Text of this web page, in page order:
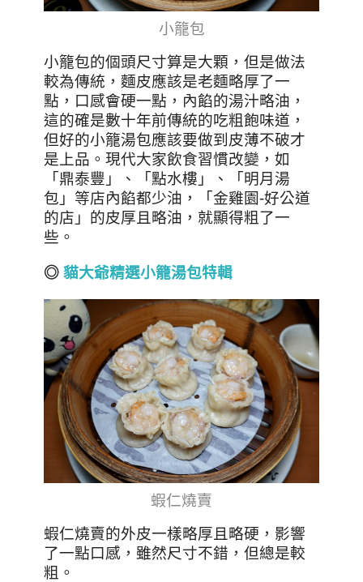
小籠包
小籠包的個頭尺寸算是大顆，但是做法
較為傳統，麵皮應該是老麵略厚了一
點，口感會硬一點，內餡的湯汁略油，
這的確是數十年前傳統的吃粗飽味道，
但好的小籠湯包應該要做到皮薄不破才
是上品。現代大家飲食習慣改變，如
「鼎泰豐」、「點水樓」、「明月湯
包」等店內餡都少油，
「金雞園-好公道
的店」的皮厚且略油，就顯得粗了一
些。
◎ 貓大爺精選小籠湯包特輯
蝦仁燒賣
蝦仁燒賣的外皮一樣略厚且略硬，影響
了一點口感，雖然尺寸不錯，但總是較
粗。